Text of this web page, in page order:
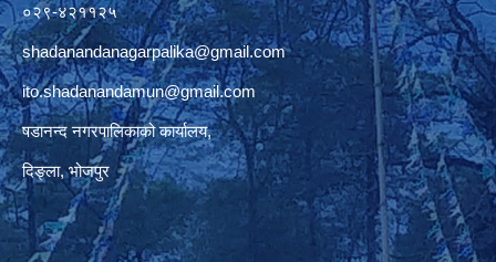
०२९-४२११२५
shadanandanagarpalika@gmail.com
ito.shadanandamun@gmail.com
षडानन्द नगरपालिकाको कार्यालय,
दिङ्ला, भोजपुर